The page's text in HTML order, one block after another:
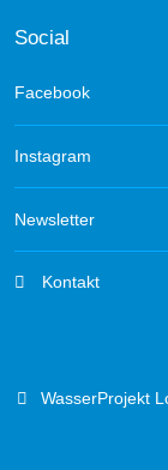
Social
Facebook
Instagram
Newsletter
Kontakt
WasserProjekt